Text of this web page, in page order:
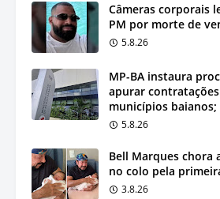
Câmeras corporais
PM por morte de
5.8.26
MP-BA instaura
apurar
municípios
5.8.26
Bell Marques chora
no colo pela
3.8.26